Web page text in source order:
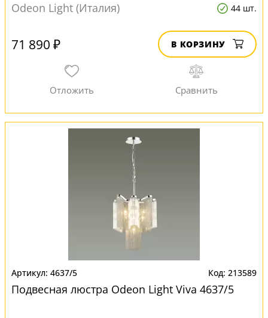
Odeon Light (Италия)
44 шт.
71 890 ₽ В КОРЗИНУ
4637/5 213589
Подвесная люстра Odeon Light Viva 4637/5